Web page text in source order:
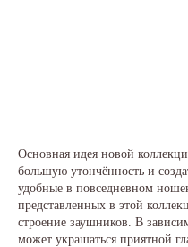
Основная идея новой
большую утончённость и
удобные в повседневном
представленных в этой
строение заушников. В
может украшаться приятной